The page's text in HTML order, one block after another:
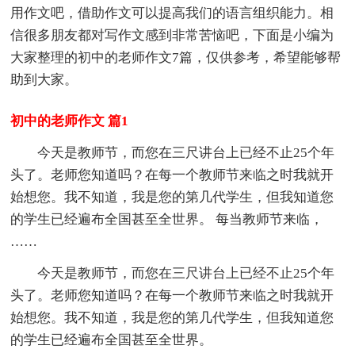
用作文吧，借助作文可以提高我们的语言组织能力。相
信很多朋友都对写作文感到非常苦恼吧，下面是小编为
大家整理的初中的老师作文7篇，仅供参考，希望能够帮
助到大家。
初中的老师作文 篇1
今天是教师节，而您在三尺讲台上已经不止25个年
头了。老师您知道吗？在每一个教师节来临之时我就开
始想您。我不知道，我是您的第几代学生，但我知道您
的学生已经遍布全国甚至全世界。 每当教师节来临，
……
今天是教师节，而您在三尺讲台上已经不止25个年
头了。老师您知道吗？在每一个教师节来临之时我就开
始想您。我不知道，我是您的第几代学生，但我知道您
的学生已经遍布全国甚至全世界。